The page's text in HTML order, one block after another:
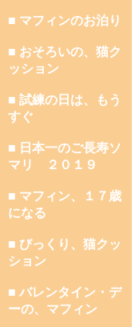
■ マフィンのお泊り
■ おそろいの、猫ク
ッション
■ 試練の日は、もう
すぐ
■ 日本一のご長寿ソ
マリ ２０１９
■ マフィン、１７歳
になる
■ びっくり、猫クッ
ション
■ バレンタイン・デ
ーの、マフィン